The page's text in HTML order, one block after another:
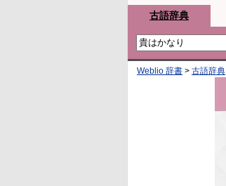
古語辞典
Weblio 辞書 > 古語辞典